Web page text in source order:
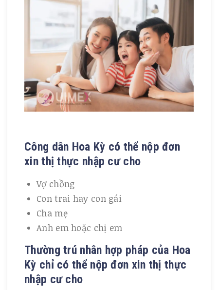
Công dân Hoa Kỳ có thể nộp đơn
xin thị thực nhập cư cho
Vợ chồng
Con trai hay con gái
Cha mẹ
Anh em hoặc chị em
Thường trú nhân hợp pháp của Hoa
Kỳ chỉ có thể nộp đơn xin thị thực
nhập cư cho